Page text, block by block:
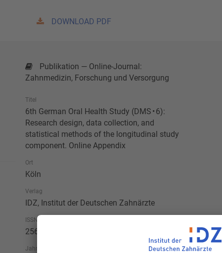
DOWNLOAD PDF
Publikation — Online-Journal:
Zahnmedizin, Forschung und Versorgung
Titel
6th German Oral Health Study (DMS • 6):
Research design, data collection, and
statistical methods of the longitudinal study
component. Online Appendix
Ort
Köln
Verlag
IDZ, Institut der Deutschen Zahnärzte
ISSN
2569-1805
Jahr